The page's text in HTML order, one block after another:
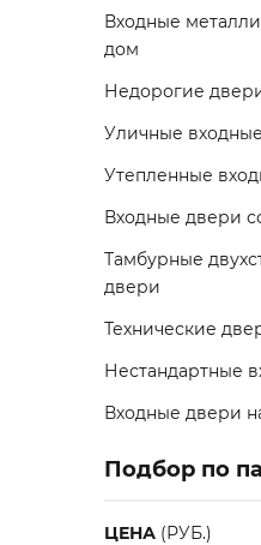
Входные
дом
Недорогие
Уличные
Утепленные
Входные двери
Тамбурные
двери
Технические
Нестандартные
Входные двери
Подбор по
ЦЕНА (РУБ.)